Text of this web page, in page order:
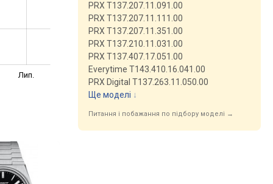
Лип.
PRX T137.207.11.091.00
PRX T137.207.11.111.00
PRX T137.207.11.351.00
PRX T137.210.11.031.00
PRX T137.407.17.051.00
Everytime T143.410.16.041.00
PRX Digital T137.263.11.050.00
Ще моделі ↓
Питання і побажання по підбору моделі →